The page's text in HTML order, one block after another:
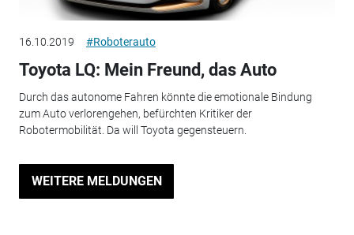
16.10.2019 #Roboterauto
Toyota LQ: Mein Freund, das Auto
Durch das autonome Fahren könnte die emotionale Bindung
zum Auto verlorengehen, befürchten Kritiker der
Robotermobilität. Da will Toyota gegensteuern.
WEITERE MELDUNGEN